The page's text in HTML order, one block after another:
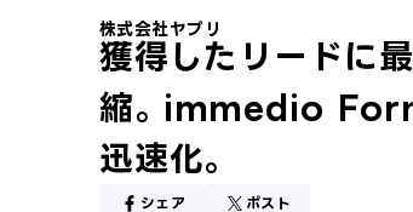
株式会社ヤプリ
獲得したリードに
縮。immedio
迅速化。
シェア ポスト